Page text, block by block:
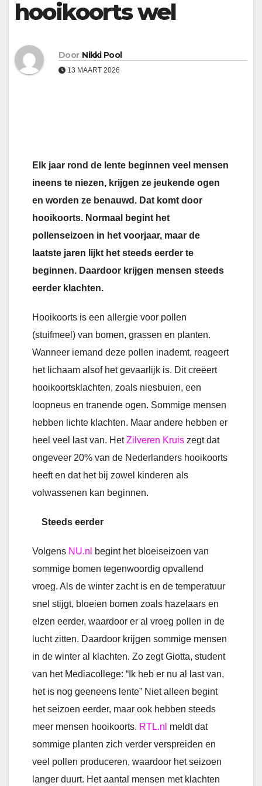
hooikoorts wel
Door Nikki Pool
13 MAART 2026
Elk jaar rond de lente beginnen veel mensen
ineens te niezen, krijgen ze jeukende ogen
en worden ze benauwd. Dat komt door
hooikoorts. Normaal begint het
pollenseizoen in het voorjaar, maar de
laatste jaren lijkt het steeds eerder te
beginnen. Daardoor krijgen mensen steeds
eerder klachten.
Hooikoorts is een allergie voor pollen
(stuifmeel) van bomen, grassen en planten.
Wanneer iemand deze pollen inademt, reageert
het lichaam alsof het gevaarlijk is. Dit creëert
hooikoortsklachten, zoals niesbuien, een
loopneus en tranende ogen. Sommige mensen
hebben lichte klachten. Maar andere hebben er
heel veel last van. HetZilveren Kruis zegt dat
ongeveer 20% van de Nederlanders hooikoorts
heeft en dat het bij zowel kinderen als
volwassenen kan beginnen.
Steeds eerder
Volgens NU.nl
begint het bloeiseizoen van
sommige bomen tegenwoordig opvallend
vroeg. Als de winter zacht is en de temperatuur
snel stijgt, bloeien bomen zoals hazelaars en
elzen eerder, waardoor er al vroeg pollen in de
lucht zitten. Daardoor krijgen sommige mensen
in de winter al klachten. Zo zegt Giotta, student
van het Mediacollege: “Ik heb er nu al last van,
het is nog geeneens lente” Niet alleen begint
het seizoen eerder, maar ook hebben steeds
meer mensen hooikoorts. RTL.nl meldt dat
sommige planten zich verder verspreiden en
veel pollen produceren, waardoor het seizoen
langer duurt. Het aantal mensen met klachten